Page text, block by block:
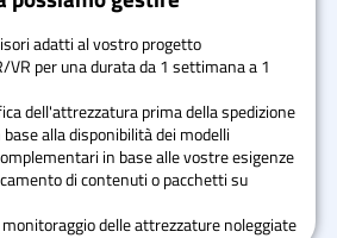
adatti al vostro progetto
VR per una durata da 1 settimana a 1
dell'attrezzatura prima della spedizione
alla disponibilità dei modelli
in base alle vostre esigenze
di contenuti o pacchetti su
delle attrezzature noleggiate